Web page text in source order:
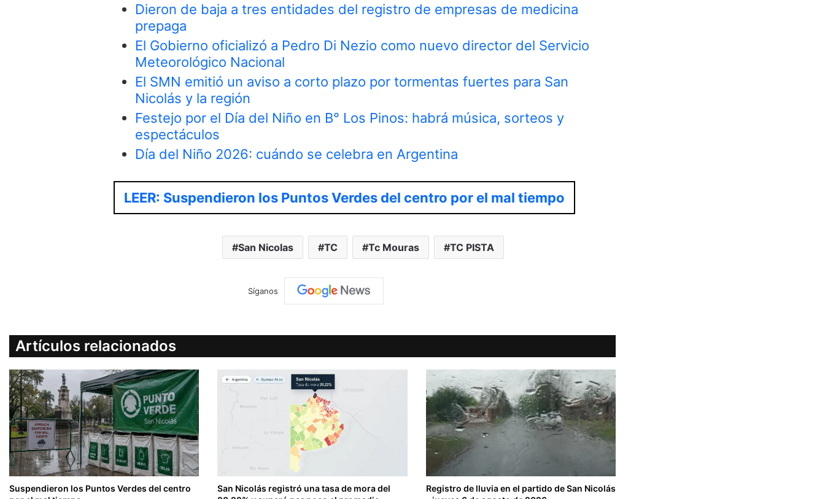
Dieron de baja a tres entidades del registro de empresas de medicina
prepaga
El Gobierno oficializó a Pedro Di Nezio como nuevo director del Servicio
Meteorológico Nacional
El SMN emitió un aviso a corto plazo por tormentas fuertes para San
Nicolás y la región
Festejo por el Día del Niño en B° Los Pinos: habrá música, sorteos y
espectáculos
Día del Niño 2026: cuándo se celebra en Argentina
LEER: Suspendieron los Puntos Verdes del centro por el mal tiempo
San Nicolas TC Tc Mouras TC PISTA
Síganos
Artículos relacionados
Suspendieron los Puntos Verdes del centro
San Nicolás registró una tasa de mora del
Registro de lluvia en el partido de San Nicolás